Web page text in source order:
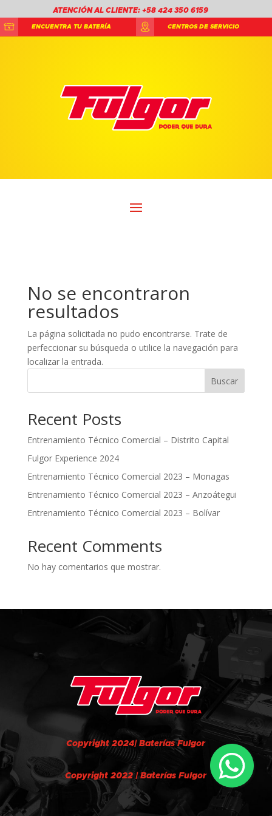
ATENCIÓN AL CLIENTE: +58 424 350 6159
ENCUENTRA TU BATERÍA CENTROS DE SERVICIO
No se encontraron
resultados
La página solicitada no pudo encontrarse. Trate de
perfeccionar su búsqueda o utilice la navegación para
localizar la entrada.
Buscar
Recent Posts
Entrenamiento Técnico Comercial – Distrito Capital
Fulgor Experience 2024
Entrenamiento Técnico Comercial 2023 – Monagas
Entrenamiento Técnico Comercial 2023 – Anzoátegui
Entrenamiento Técnico Comercial 2023 – Bolívar
Recent Comments
No hay comentarios que mostrar.
Copyright 2024| Baterías Fulgor
Copyright 2022 | Baterías Fulgor